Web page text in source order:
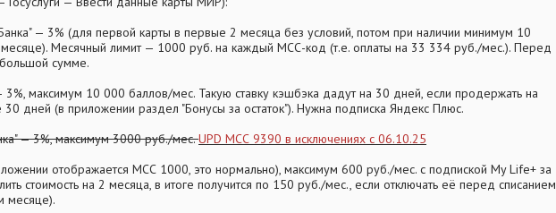
— 3% (для первой карты в первые 2 месяца без условий, потом при наличии минимум 10
Месячный лимит — 1000 руб. на каждый МСС-код (т.е. оплаты на 33 334 руб./мес.). Перед
сумме.
3%, максимум 10 000 баллов/мес. Такую ставку кэшбэка дадут на 30 дней, если продержать на
дней (в приложении раздел "Бонусы за остаток"). Нужна подписка Яндекс Плюс.
— 3%, максимум 3000 руб./мес.UPD МСС 9390 в исключениях с 06.10.25
отображается МСС 1000, это нормально), максимум 600 руб./мес. с подпиской My Life+ за
стоимость на 2 месяца, в итоге получится по 150 руб./мес., если отключать её перед списанием
месяце).